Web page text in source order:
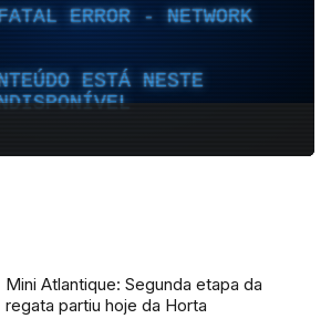
Mini Atlantique: Segunda etapa da
regata partiu hoje da Horta